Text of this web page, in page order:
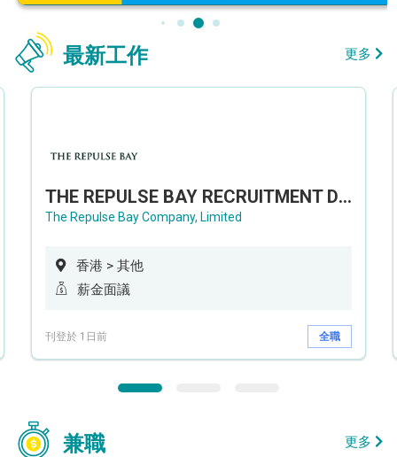
最新工作 更多
THE REPULSE BAY RECRUITMENT DAY 淺水灣影灣園人才招聘會
The Repulse Bay Company, Limited
香港 > 其他
薪金面議
刊登於 1日前 全職
兼職 更多